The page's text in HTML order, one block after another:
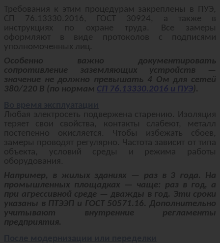
Требования к этим процедурам закреплены в ПУЭ,
СП 76.13330.2016, ГОСТ 30924, а также в
инструкциях по охране труда. Все замеры
оформляют в виде протоколов с подписями
уполномоченных лиц.
Особенно важно документировать
сопротивление заземляющих устройств —
значение не должно превышать 4 Ом для сетей
380/220 В (по нормам СП 76.13330.2016 и ПУЭ).
Любая электросеть подвержена старению. Изоляция
теряет свои свойства, контакты слабеют, металл
постепенно окисляется. Чтобы избежать сбоев,
замеры проводят регулярно. Частота зависит от типа
объекта, условий среды и режима работы
оборудования.
Например, в жилых зданиях — раз в 3 года. На
промышленных площадках — чаще: раз в год, а
при агрессивной среде — дважды в год. Эти сроки
указаны в ПТЭЭП и ГОСТ 50571.16. Дополнительно
учитывают внутренние регламенты
предприятия.